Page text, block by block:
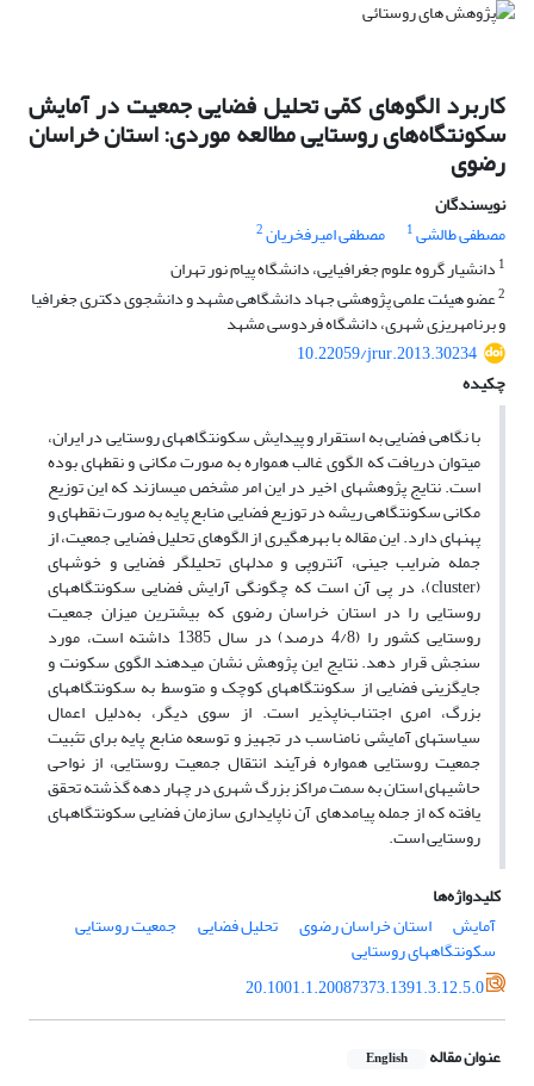
کاربرد الگوهای کمّی تحلیل فضایی جمعیت در آمایش
سکونتگاه‌های روستایی مطالعه موردی: استان خراسان
رضوی
نویسندگان
مصطفی طالشی1 مصطفی امیرفخریان2
1 دانشیار گروه علوم جغرافیایی، دانشگاه پیام نور تهران
2عضو هیئت علمی پژوهشی جهاد دانشگاهی مشهد و دانشجوی دکتری جغرافیا
و برنامه‏ریزی شهری، دانشگاه فردوسی مشهد
10.22059/jrur.2013.30234
چکیده
با نگاهی فضایی به استقرار و پیدایش سکونتگاههای روستایی در ایران،
میتوان دریافت که الگوی غالب همواره به صورت مکانی و نقطهای بوده
است. نتایج پژوهشهای اخیر در این امر مشخص میسازند که این توزیع
مکانی سکونتگاهی ریشه در توزیع فضایی منابع پایه به صورت نقطهای و
پهنهای دارد. این مقاله با بهرهگیری از الگوهای تحلیل فضایی جمعیت، از
جمله ضرایب جینی، آنتروپی و مدلهای تحلیلگر فضایی و خوشهای
(cluster)، در پی آن است که چگونگی آرایش فضایی سکونتگاههای
روستایی را در استان خراسان رضوی که بیشترین میزان جمعیت
روستایی کشور را (4/8 درصد) در سال 1385 داشته است، مورد
سنجش قرار دهد. نتایج این پژوهش نشان میدهند الگوی سکونت و
جایگزینی فضایی از سکونتگاههای کوچک و متوسط به سکونتگاههای
بزرگ، امری اجتناب‌ناپذیر است. از سوی دیگر، به‌دلیل اعمال
سیاستهای آمایشی نامناسب در تجهیز و توسعه منابع پایه برای تثبیت
جمعیت روستایی همواره فرآیند انتقال جمعیت روستایی، از نواحی
حاشیهای استان به سمت مراکز بزرگ شهری در چهار دهه گذشته تحقق
یافته که از جمله پیامدهای آن ناپایداری سازمان فضایی سکونتگاههای
روستایی است.
کلیدواژه‌ها
آمایش
استان خراسان رضوی تحلیل فضایی جمعیت روستایی
سکونتگاههای روستایی
20.1001.1.20087373.1391.3.12.5.0
عنوان مقاله English